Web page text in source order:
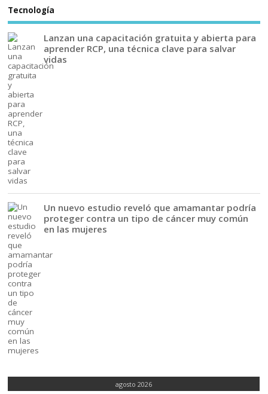
Tecnología
Lanzan una capacitación gratuita y abierta para
aprender RCP, una técnica clave para salvar
vidas
Un nuevo estudio reveló que amamantar podría
proteger contra un tipo de cáncer muy común
en las mujeres
agosto 2026